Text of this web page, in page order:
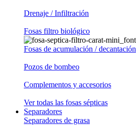
Drenaje / Infiltración
Fosas filtro biológico
Fosas de acumulación / decantación
Pozos de bombeo
Complementos y accesorios
Ver todas las fosas sépticas
Separadores
Separadores de grasa